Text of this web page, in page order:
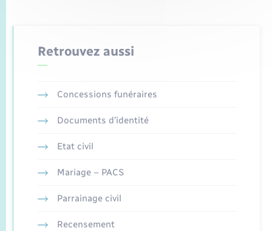
Retrouvez aussi
Concessions funéraires
Documents d’identité
Etat civil
Mariage – PACS
Parrainage civil
Recensement